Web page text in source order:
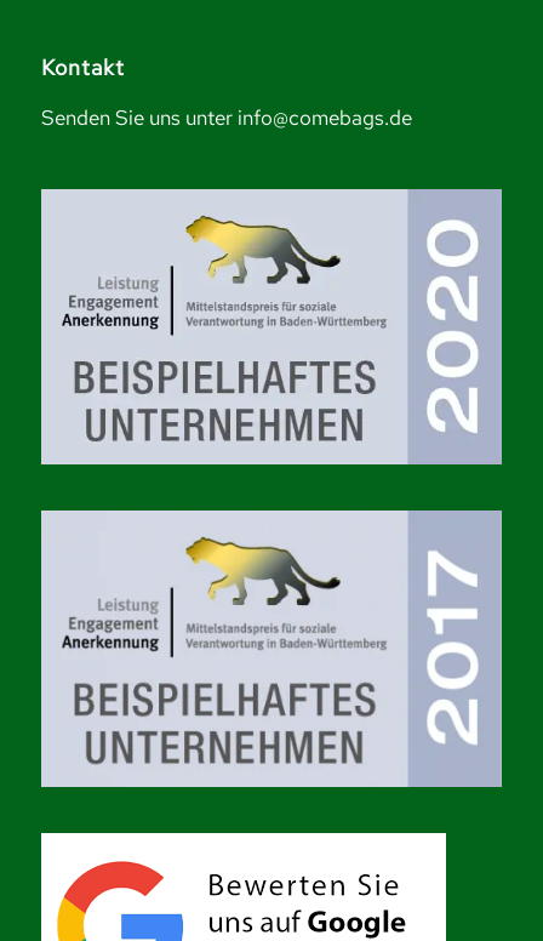
Kontakt
Senden Sie uns unter info@comebags.de